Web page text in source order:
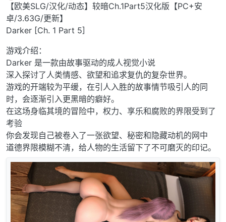
离线
【欧美SLG/汉化/动态】较暗Ch.1Part5汉化版【PC+安
卓/3.63G/更新】
Darker [Ch. 1 Part 5]
游戏介绍：
Darker 是一款由故事驱动的成人视觉小说
深入探讨了人类情感、欲望和追求复仇的复杂世界。
游戏的开端较为平缓，在引人入胜的故事情节吸引人的同
时，会逐渐引入更黑暗的癖好。
在这场身临其境的冒险中，权力、享乐和腐败的界限受到了
考验
你会发现自己被卷入了一张欲望、秘密和隐藏动机的网中
道德界限模糊不清，给人物的生活留下了不可磨灭的印记。